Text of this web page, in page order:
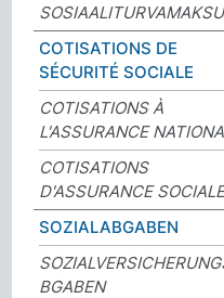
COTISATIONS DE
SÉCURITÉ SOCIALE
COTISATIONS À
L'ASSURANCE
COTISATIONS
D'ASSURANCE
SOZIALABGABEN
BGABEN